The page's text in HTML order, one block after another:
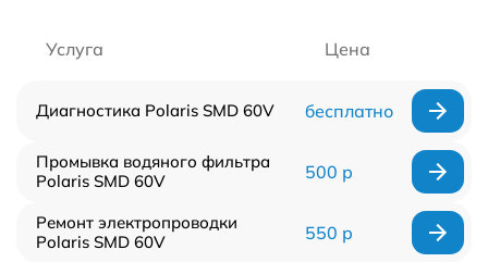
Услуга Цена
Диагностика Polaris SMD 60V бесплатно
Промывка водяного фильтра
Polaris SMD 60V
500 р
Ремонт электропроводки
Polaris SMD 60V
550 р